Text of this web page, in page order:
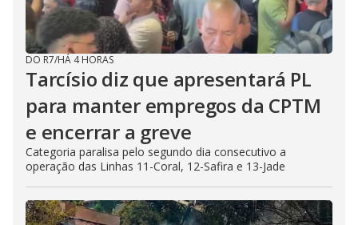
DO R7/HÁ 4 HORAS
Tarcísio diz que apresentará PL
para manter empregos da CPTM
e encerrar a greve
Categoria paralisa pelo segundo dia consecutivo a
operação das Linhas 11-Coral, 12-Safira e 13-Jade